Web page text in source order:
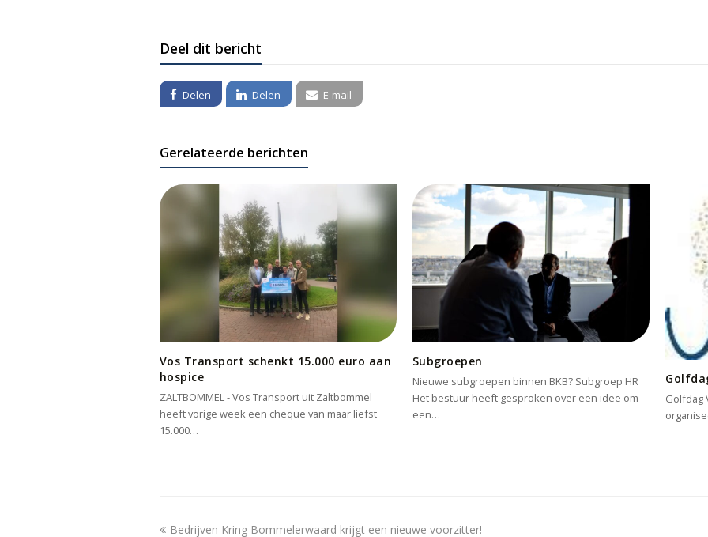
Deel dit bericht
Delen Delen E-mail
Gerelateerde berichten
Vos Transport schenkt 15.000 euro aan
hospice
ZALTBOMMEL - Vos Transport uit Zaltbommel
heeft vorige week een cheque van maar liefst
15.000…
Subgroepen
Nieuwe subgroepen binnen BKB? Subgroep HR
Het bestuur heeft gesproken over een idee om
een…
Golfdag
previous
Bedrijven Kring Bommelerwaard krijgt een nieuwe voorzitter!